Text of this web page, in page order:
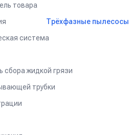
товара
Трёхфазные пылесосы
система
сбора жидкой грязи
трубки